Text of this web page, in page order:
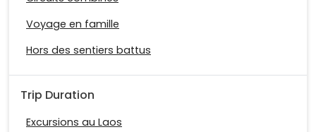
Voyage en famille
Hors des sentiers battus
Trip Duration
Excursions au Laos